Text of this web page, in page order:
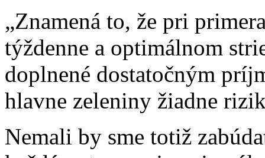
„Znamená to, že pri
týždenne a optimálnom
doplnené dostatočným
hlavne zeleniny žiadne
Nemali by sme totiž